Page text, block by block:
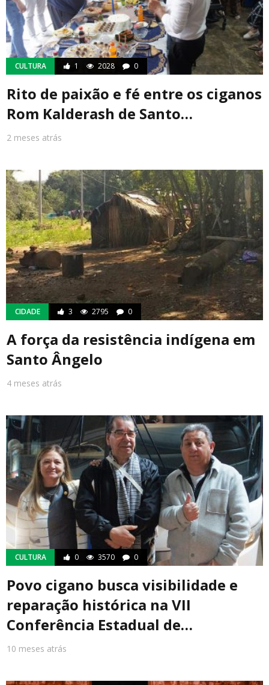
CULTURA 1 2028 0
Rito de paixão e fé entre os ciganos
Rom Kalderash de Santo…
2 meses atrás
CIDADE 3 2795 0
A força da resistência indígena em
Santo Ângelo
4 meses atrás
CULTURA 0 3570 0
Povo cigano busca visibilidade e
reparação histórica na VII
Conferência Estadual de…
10 meses atrás